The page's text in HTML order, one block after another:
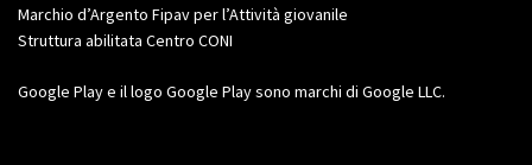
Marchio d’Argento Fipav per l’Attività giovanile
Struttura abilitata Centro CONI
Google Play e il logo Google Play sono marchi di Google LLC.